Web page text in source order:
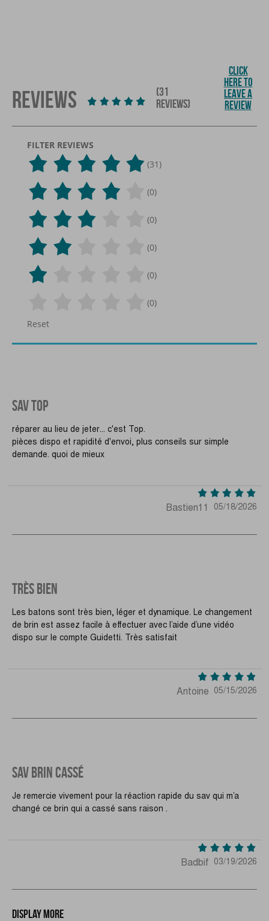
REVIEWS
(31
REVIEWS)
CLICK
HERE TO
LEAVE A
REVIEW
FILTER REVIEWS
(31)
(0)
(0)
(0)
(0)
(0)
Reset
SAV TOP
réparer au lieu de jeter... c'est Top.
pièces dispo et rapidité d'envoi, plus conseils sur simple
demande. quoi de mieux
Bastien11 05/18/2026
TRÈS BIEN
Les batons sont très bien, léger et dynamique. Le changement
de brin est assez facile à effectuer avec l’aide d’une vidéo
dispo sur le compte Guidetti. Très satisfait
Antoine 05/15/2026
SAV BRIN CASSÉ
Je remercie vivement pour la réaction rapide du sav qui m’a
changé ce brin qui a cassé sans raison .
Badbif 03/19/2026
Display more